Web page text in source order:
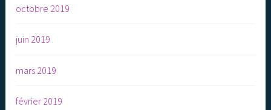
octobre 2019
juin 2019
mars 2019
février 2019